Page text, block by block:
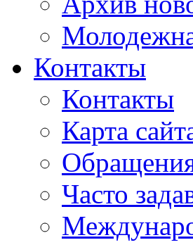
Контакты
Контакты
Карта
Часто